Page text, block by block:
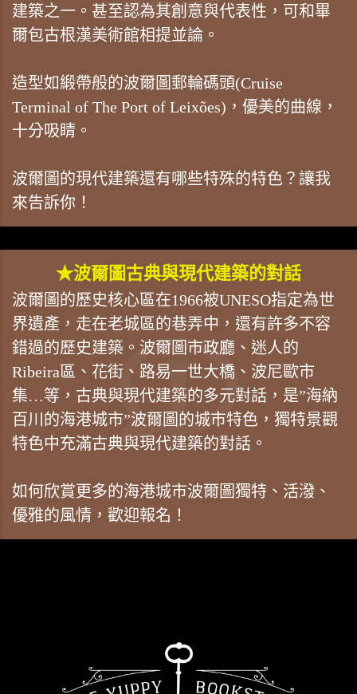
建築之一。甚至認為其創意與代表性，可和畢
爾包古根漢美術館相提並論。
造型如緞帶般的波爾圖郵輪碼頭(Cruise
Terminal of The Port of Leixões)，優美的曲線，
十分吸睛。
波爾圖的現代建築還有哪些特殊的特色？讓我
來告訴你！
★波爾圖古典與現代建築的對話
波爾圖的歷史核心區在1966被UNESO指定為世
界遺產，走在老城區的巷弄中，還有許多不容
錯過的歷史建築。波爾圖市政廳、迷人的
Ribeira區、花街、路易一世大橋、波尼歐市
集…等，古典與現代建築的多元對話，是”海納
百川的海港城市”波爾圖的城市特色，獨特景觀
特色中充滿古典與現代建築的對話。
如何欣賞更多的海港城市波爾圖獨特、活潑、
優雅的風情，歡迎報名！